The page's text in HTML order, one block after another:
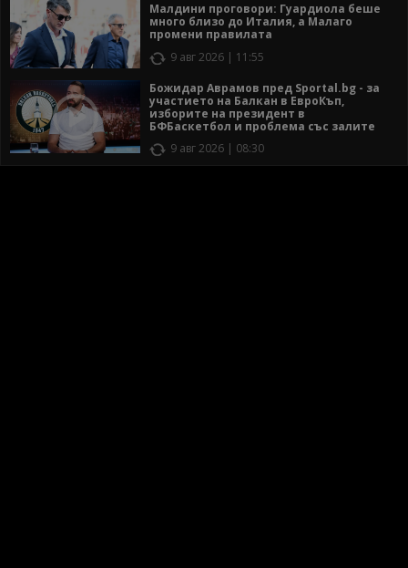
Малдини проговори: Гуардиола беше
много близо до Италия, а Малаго
промени правилата
9 авг 2026 | 11:55
Божидар Аврамов пред Sportal.bg - за
участието на Балкан в ЕвроКъп,
изборите на президент в
БФБаскетбол и проблема със залите
9 авг 2026 | 08:30